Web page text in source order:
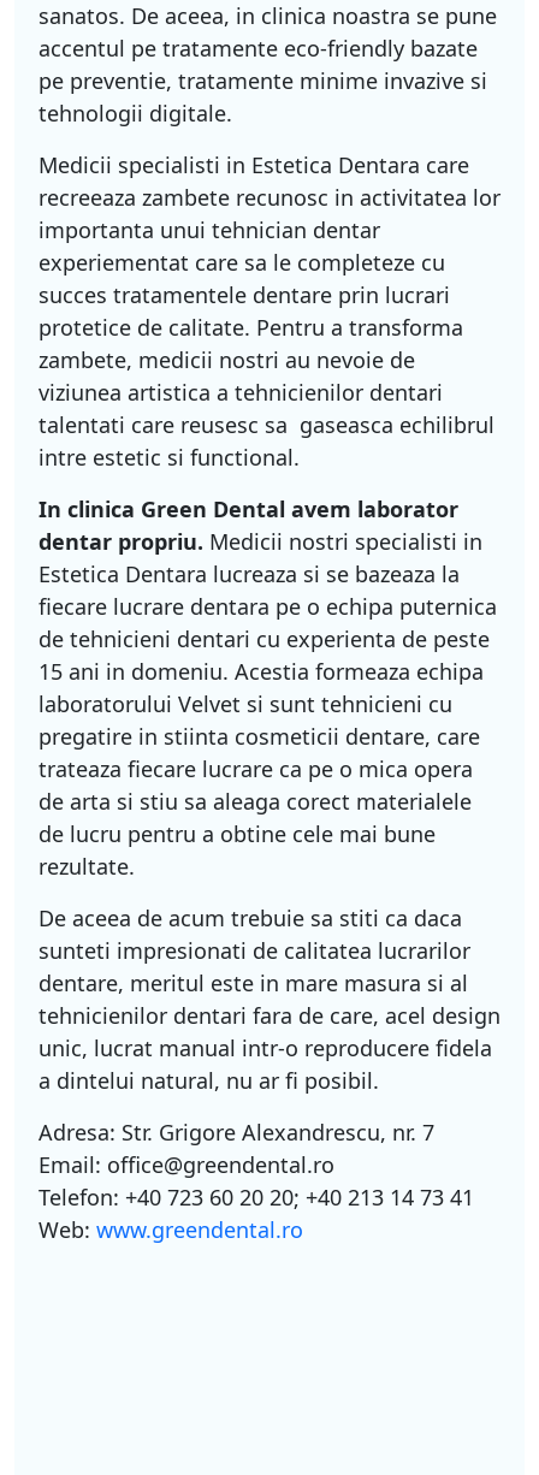
sanatos. De aceea, in clinica noastra se pune
accentul pe tratamente eco-friendly bazate
pe preventie, tratamente minime invazive si
tehnologii digitale.
Medicii specialisti in Estetica Dentara care
recreeaza zambete recunosc in activitatea lor
importanta unui tehnician dentar
experiementat care sa le completeze cu
succes tratamentele dentare prin lucrari
protetice de calitate. Pentru a transforma
zambete, medicii nostri au nevoie de
viziunea artistica a tehnicienilor dentari
talentati care reusesc sa gaseasca echilibrul
intre estetic si functional.
In clinica Green Dental avem laborator
dentar propriu. Medicii nostri specialisti in
Estetica Dentara lucreaza si se bazeaza la
fiecare lucrare dentara pe o echipa puternica
de tehnicieni dentari cu experienta de peste
15 ani in domeniu. Acestia formeaza echipa
laboratorului Velvet si sunt tehnicieni cu
pregatire in stiinta cosmeticii dentare, care
trateaza fiecare lucrare ca pe o mica opera
de arta si stiu sa aleaga corect materialele
de lucru pentru a obtine cele mai bune
rezultate.
De aceea de acum trebuie sa stiti ca daca
sunteti impresionati de calitatea lucrarilor
dentare, meritul este in mare masura si al
tehnicienilor dentari fara de care, acel design
unic, lucrat manual intr-o reproducere fidela
a dintelui natural, nu ar fi posibil.
Adresa: Str. Grigore Alexandrescu, nr. 7
Email: office@greendental.ro
Telefon: +40 723 60 20 20; +40 213 14 73 41
Web: www.greendental.ro